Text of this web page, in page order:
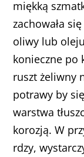
miękką
zachowała
oliwy lub
konieczne po
ruszt żeliwny
potrawy by
warstwa
korozją. W
rdzy,